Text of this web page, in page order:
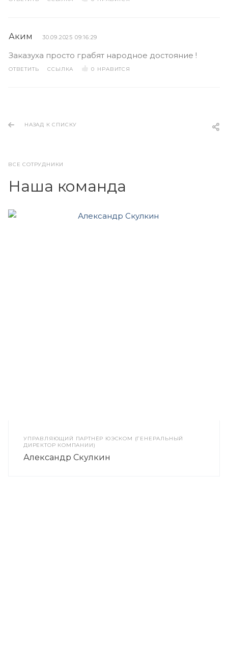
Аким 30.09.2025 09:16:29
Заказуха просто грабят народное достояние !
ОТВЕТИТЬ ССЫЛКА 0 НРАВИТСЯ
НАЗАД К СПИСКУ
ВСЕ СОТРУДНИКИ
Наша команда
УПРАВЛЯЮЩИЙ ПАРТНЁР ЮЭСКОМ (ГЕНЕРАЛЬНЫЙ
ДИРЕКТОР КОМПАНИИ)
Александр Скулкин